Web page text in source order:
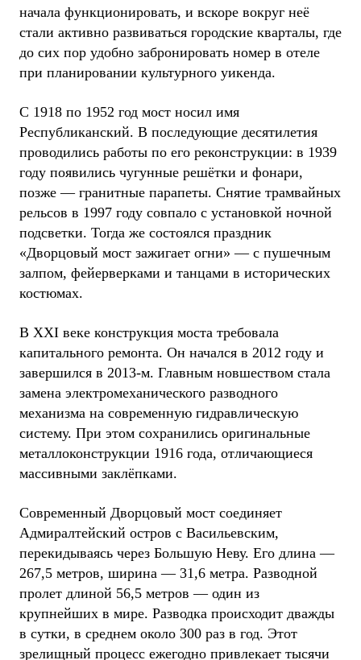
начала функционировать, и вскоре вокруг неё
стали активно развиваться городские кварталы, где
до сих пор удобно забронировать номер в отеле
при планировании культурного уикенда.
С 1918 по 1952 год мост носил имя
Республиканский. В последующие десятилетия
проводились работы по его реконструкции: в 1939
году появились чугунные решётки и фонари,
позже — гранитные парапеты. Снятие трамвайных
рельсов в 1997 году совпало с установкой ночной
подсветки. Тогда же состоялся праздник
«Дворцовый мост зажигает огни» — с пушечным
залпом, фейерверками и танцами в исторических
костюмах.
В XXI веке конструкция моста требовала
капитального ремонта. Он начался в 2012 году и
завершился в 2013-м. Главным новшеством стала
замена электромеханического разводного
механизма на современную гидравлическую
систему. При этом сохранились оригинальные
металлоконструкции 1916 года, отличающиеся
массивными заклёпками.
Современный Дворцовый мост соединяет
Адмиралтейский остров с Васильевским,
перекидываясь через Большую Неву. Его длина —
267,5 метров, ширина — 31,6 метра. Разводной
пролет длиной 56,5 метров — один из
крупнейших в мире. Разводка происходит дважды
в сутки, в среднем около 300 раз в год. Этот
зрелищный процесс ежегодно привлекает тысячи